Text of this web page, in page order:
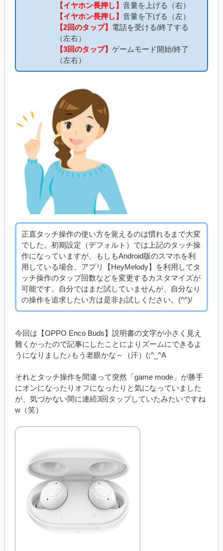
【イヤホン長押し】 音量を上げる（右）
【イヤホン長押し】 音量を下げる（左）
【2回のタップ】 電話を受ける/終了する
（左右）
【3回のタップ】 ゲームモード開始/終了
（左右）
正直タッチ操作の使い方を覚えるのは慣れるまで大変
でした。初期設定（デフォルト）では上記のタッチ操
作になっていますが、もしもAndroid版のスマホを利
用している場合、アプリ【HeyMelody】を利用してタ
ッチ操作のタップ回数などを変更するカスタマイズが
可能です。自分ではまだ試していませんが、自分なり
の操作を追求したい方は是非お試しください。(^^)/
今回は【OPPO Enco Buds】説明書の文字が小さく見え
難くかったので記事にしたことによりズームにできるよ
うになりました♪もう老眼かな～（汗）(;^_^A
それとタッチ操作を間違って突然「game mode」が勝手
にオンになったりオフになったりと気になっていました
が、気づかない間に連続3回タップしていたみたいですね
w（笑）